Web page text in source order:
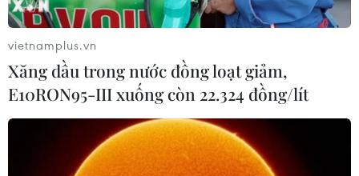
vietnamplus.vn
Xăng dầu trong nước đồng loạt giảm,
E10RON95-III xuống còn 22.324 đồng/lít